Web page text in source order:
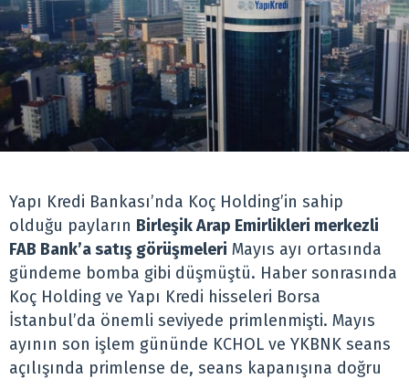
Yapı Kredi Bankası’nda Koç Holding’in sahip
olduğu payların Birleşik Arap Emirlikleri merkezli
FAB Bank’a satış görüşmeleri Mayıs ayı ortasında
gündeme bomba gibi düşmüştü. Haber sonrasında
Koç Holding ve Yapı Kredi hisseleri Borsa
İstanbul’da önemli seviyede primlenmişti. Mayıs
ayının son işlem gününde KCHOL ve YKBNK seans
açılışında primlense de, seans kapanışına doğru